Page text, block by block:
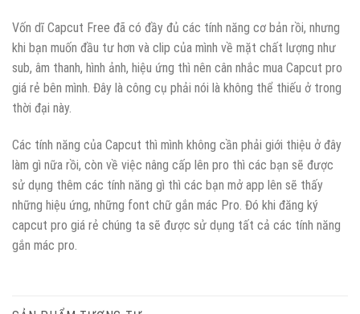
Vốn dĩ Capcut Free đã có đầy đủ các tính năng cơ bản rồi, nhưng
khi bạn muốn đầu tư hơn và clip của mình về mặt chất lượng như
sub, âm thanh, hình ảnh, hiệu ứng thì nên cân nhắc mua Capcut pro
giá rẻ bên mình. Đây là công cụ phải nói là không thể thiếu ở trong
thời đại này.
Các tính năng của Capcut thì mình không cần phải giới thiệu ở đây
làm gì nữa rồi, còn về việc nâng cấp lên pro thì các bạn sẽ được
sử dụng thêm các tính năng gì thì các bạn mở app lên sẽ thấy
những hiệu ứng, những font chữ gắn mác Pro. Đó khi đăng ký
capcut pro giá rẻ chúng ta sẽ được sử dụng tất cả các tính năng
gắn mác pro.